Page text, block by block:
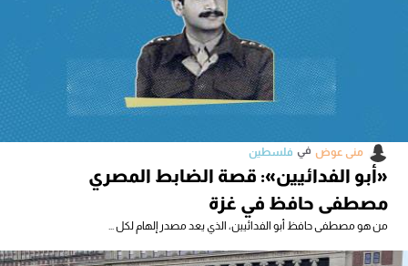
فلسطين في منى عوض
«أبو الفدائيين»: قصة الضابط المصري
مصطفى حافظ في غزة
من هو مصطفى حافظ أبو الفدائيين، الذي يعد مصدر إلهام لكل ...